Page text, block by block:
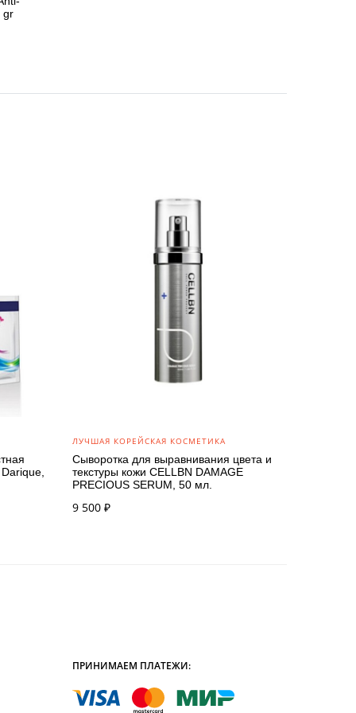
gr
ЛУЧШАЯ КОРЕЙСКАЯ КОСМЕТИКА
Сыворотка для выравнивания цвета и
текстуры кожи CELLBN DAMAGE
PRECIOUS SERUM, 50 мл.
9 500 ₽
ПРИНИМАЕМ ПЛАТЕЖИ: